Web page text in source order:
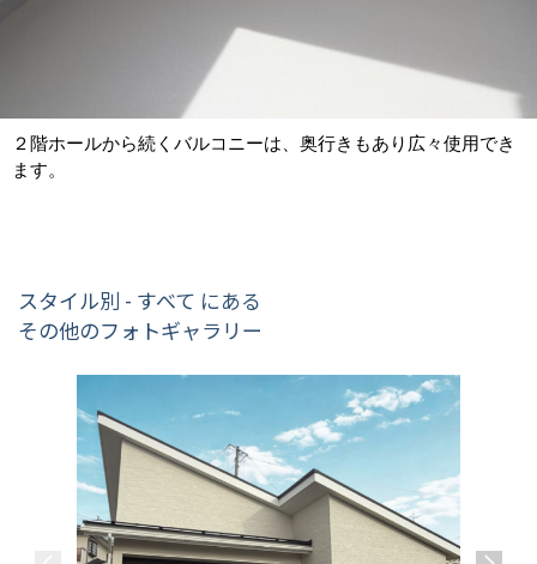
２階ホールから続くバルコニーは、奥行きもあり広々使用でき
ます。
スタイル別 - すべて にある
その他のフォトギャラリー